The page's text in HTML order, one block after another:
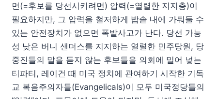
면(=후보를 당선시키려면) 압력(=열렬한 지지층)이
필요하지만, 그 압력을 철저하게 밥솥 내에 가둬둘 수
있는 안전장치가 없으면 폭발사고가 난다. 당선 가능
성 낮은 버니 샌더스를 지지하는 열렬한 민주당원, 당
중진들의 말을 듣지 않는 후보들을 의회에 밀어 넣는
티파티, 레이건 때 미국 정치에 관여하기 시작한 기독
교 복음주의자들(Evangelicals)이 모두 미국정당들의